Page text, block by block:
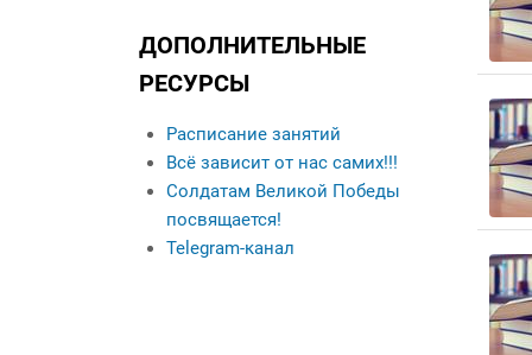
Контакты
Кураторы учебных
ДОПОЛНИТЕЛЬНЫЕ
РЕСУРСЫ
Расписание занятий
Всё зависит от нас самих!!!
Солдатам Великой Победы
посвящается!
Telegram-канал